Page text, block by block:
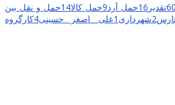
60تقدیر 16حمل آرد9حمل کالا14حمل و نقل بین
2شهرداری 1علی اصغر حسینی4کارگروه